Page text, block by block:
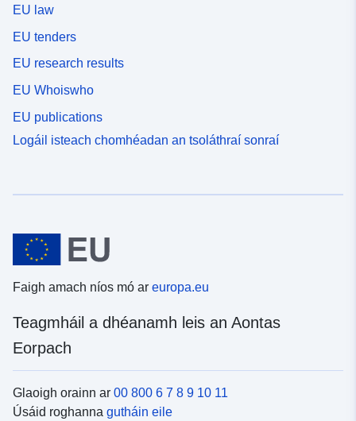
EU law
EU tenders
EU research results
EU Whoiswho
EU publications
Logáil isteach chomhéadan an tsoláthraí sonraí
Faigh amach níos mó ar europa.eu
Teagmháil a dhéanamh leis an Aontas
Eorpach
Glaoigh orainn ar 00 800 6 7 8 9 10 11
Úsáid roghanna gutháin eile